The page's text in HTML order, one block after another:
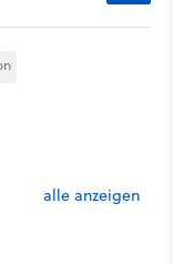
alle anzeigen